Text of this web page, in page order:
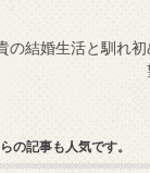
の結婚生活と馴れ
の記事も人気です。